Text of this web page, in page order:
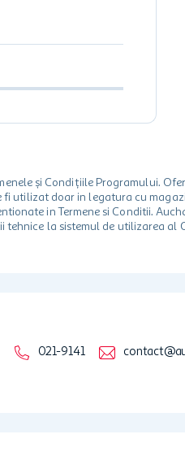
și Condițiile Programului.
utilizat doar in legatura cu
in Termene si Conditii.
tehnice la sistemul de utilizarea al
021-9141